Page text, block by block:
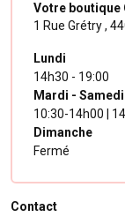
Votre boutique
1 Rue Grétry ,
Lundi
14h30 - 19:00
Mardi - Samedi
10:30-14h00 |
Dimanche
Fermé
Contact